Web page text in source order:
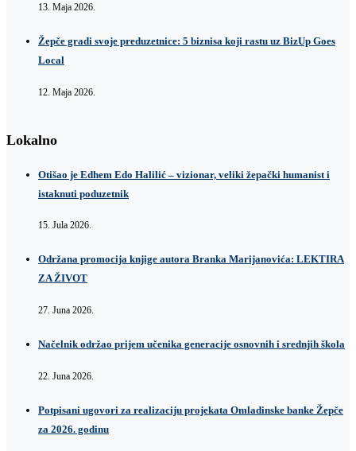
13. Maja 2026.
Žepče gradi svoje preduzetnice: 5 biznisa koji rastu uz BizUp Goes
Local
12. Maja 2026.
Lokalno
Otišao je Edhem Edo Halilić – vizionar, veliki žepački humanist i
istaknuti poduzetnik
15. Jula 2026.
Održana promocija knjige autora Branka Marijanovića: LEKTIRA
ZA ŽIVOT
27. Juna 2026.
Načelnik održao prijem učenika generacije osnovnih i srednjih škola
22. Juna 2026.
Potpisani ugovori za realizaciju projekata Omladinske banke Žepče
za 2026. godinu